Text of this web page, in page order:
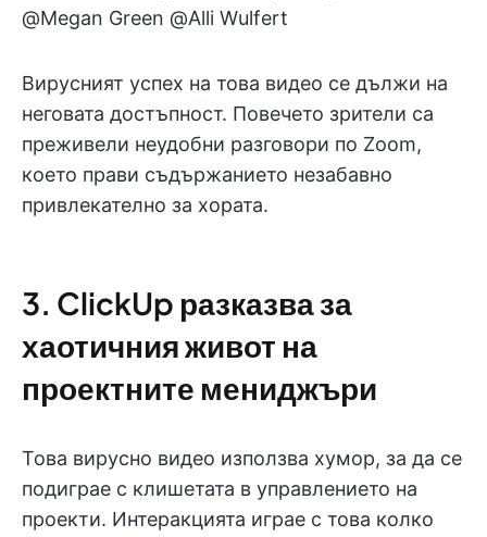
@Megan Green @Alli Wulfert
Вирусният успех на това видео се дължи на
неговата достъпност. Повечето зрители са
преживели неудобни разговори по Zoom,
което прави съдържанието незабавно
привлекателно за хората.
3. ClickUp разказва за
хаотичния живот на
проектните мениджъри
Това вирусно видео използва хумор, за да се
подиграе с клишетата в управлението на
проекти. Интеракцията играе с това колко